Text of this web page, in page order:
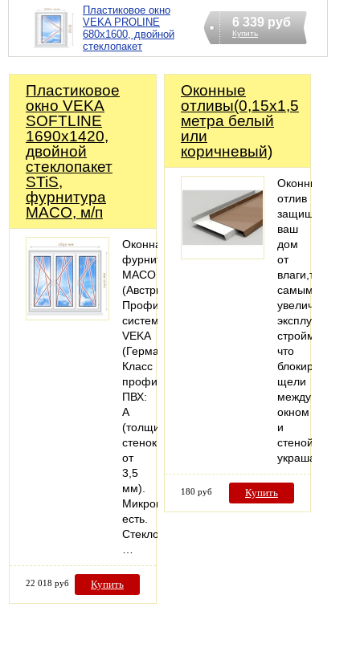
Пластиковое окно
VEKA PROLINE
680х1600, двойной
стеклопакет
6 339 руб
Купить
Пластиковое
окно VEKA
SOFTLINE
1690х1420,
двойной
стеклопакет
STiS,
фурнитура
MACO, м/п
Оконная
фурнитура
MACO
(Австрия).
Профильная
система:
VEKA
(Германия).
Класс
профиля
ПВХ:
А
(толщина
стенок
от
3,5
мм).
Микропроветривание:
есть.
Стеклопакеты:
22 018 руб Купить
Оконные
отливы(0,15х1,5
метра белый
или
коричневый)
Оконный
отлив
защищает
ваш
дом
от
влаги,тем
самым
увеличивают
эксплуатацию
что
блокируют
щели
между
окном
и
стеной,также
украшают…
180 руб Купить